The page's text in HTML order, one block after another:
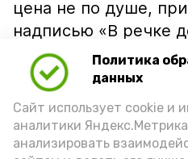
Политика
данных
Сайт использует cookie и
аналитики
анализировать
цена не по душе,
надписью «В речке